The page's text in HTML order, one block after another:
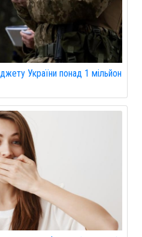
України понад 1 мільйон